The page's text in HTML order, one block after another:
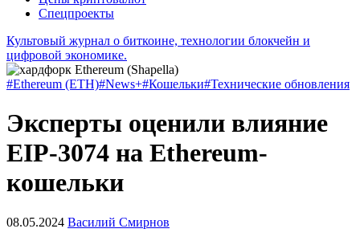
Спецпроекты
Культовый журнал о биткоине, технологии блокчейн и
цифровой экономике.
#Ethereum (ETH)#News+#Кошельки#Технические обновления
Эксперты оценили влияние
EIP-3074 на Ethereum-
кошельки
08.05.2024 Василий Смирнов